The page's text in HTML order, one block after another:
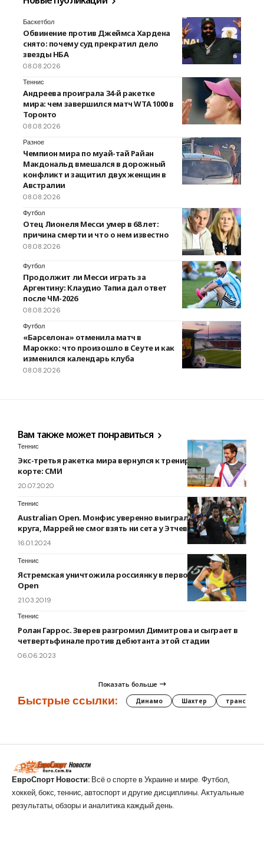
Баскетбол
Обвинение против Джеймса Хардена
снято: почему суд прекратил дело
звезды НБА
08.08.2026
Теннис
Андреева проиграла 34-й ракетке
мира: чем завершился матч WTA 1000 в
Торонто
08.08.2026
Разное
Чемпион мира по муай-тай Райан
Макдональд вмешался в дорожный
конфликт и защитил двух женщин в
Австралии
08.08.2026
Футбол
Отец Лионеля Месси умер в 68 лет:
причина смерти и что о нем известно
08.08.2026
Футбол
Продолжит ли Месси играть за
Аргентину: Клаудио Тапиа дал ответ
после ЧМ-2026
08.08.2026
Футбол
«Барселона» отменила матч в
Марокко: что произошло в Сеуте и как
изменился календарь клуба
08.08.2026
Вам также может понравиться
Теннис
Экс-третья ракетка мира вернулся к тренировкам на
корте: СМИ
20.07.2020
Теннис
Australian Open. Монфис уверенно выиграл матч первого
круга, Маррей не смог взять ни сета у Этчеверри
16.01.2024
Теннис
Ястремская уничтожила россиянку в первом круге Miami
Open
21.03.2019
Теннис
Ролан Гаррос. Зверев разгромил Димитрова и сыграет в
четвертьфинале против дебютанта этой стадии
06.06.2023
Показать больше
Быстрые ссылки: Динамо Шахтер трансферы
ЕвроСпорт Новости: Всё о спорте в Украине и мире. Футбол,
хоккей, бокс, теннис, автоспорт и другие дисциплины. Актуальные
результаты, обзоры и аналитика каждый день.